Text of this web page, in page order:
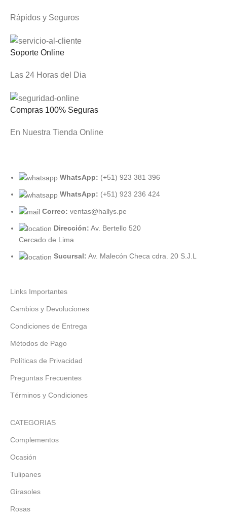
Rápidos y Seguros
Soporte Online
Las 24 Horas del Dia
Compras 100% Seguras
En Nuestra Tienda Online
WhatsApp: (+51) 923 381 396
WhatsApp: (+51) 923 236 424
Correo: ventas@hallys.pe
Dirección: Av. Bertello 520
Cercado de Lima
Sucursal: Av. Malecón Checa cdra. 20 S.J.L
Links Importantes
Cambios y Devoluciones
Condiciones de Entrega
Métodos de Pago
Políticas de Privacidad
Preguntas Frecuentes
Términos y Condiciones
CATEGORIAS
Complementos
Ocasión
Tulipanes
Girasoles
Rosas